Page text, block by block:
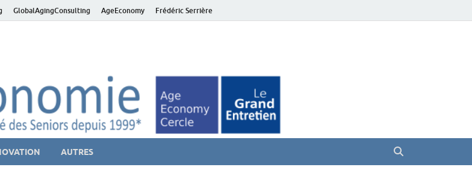
GlobalAgingConsulting AgeEconomy Frédéric Serrière
AUTRES